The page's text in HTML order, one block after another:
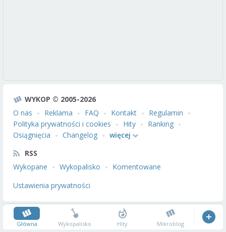
WYKOP © 2005-2026
O nas
Reklama FAQ Kontakt
Regulamin
Polityka prywatności i cookies
Hity
Ranking
Osiągnięcia
Changelog
więcej
RSS
Wykopane
Wykopalisko
Komentowane
Ustawienia prywatności
Główna Wykopalisko Hity Mikroblog